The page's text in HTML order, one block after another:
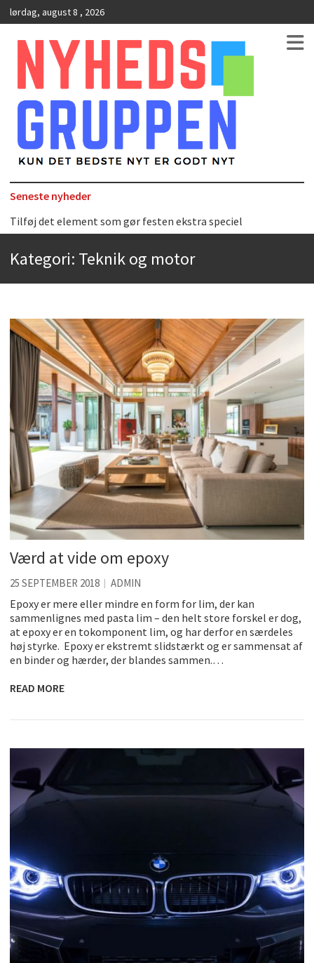
lørdag, august 8 , 2026
NyhedsGruppen
Kun det bedste nyt er godt nyt
Seneste nyheder
Tilføj det element som gør festen ekstra speciel
Bedste Restaurant i Ørestaden
Accuro SAP konsulenter
Kølig hvidvin på en varm sommerdag
Få baren hjem til dig
Det er blevet nemmere at spise sund mad ude
De fem bedste brunchsteder på Sjælland
Sjove oplevelsesmuligheder i København
Kategori: Teknik og motor
Værd at vide om epoxy
25 SEPTEMBER 2018 ADMIN
Epoxy er mere eller mindre en form for lim, der kan
sammenlignes med pasta lim – den helt store forskel er dog,
at epoxy er en tokomponent lim, og har derfor en særdeles
høj styrke. Epoxy er ekstremt slidstærkt og er sammensat af
en binder og hærder, der blandes sammen.…
READ MORE